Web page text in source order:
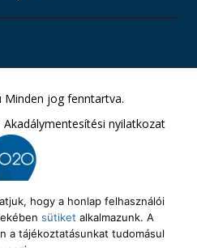
jog fenntartva.
Akadálymentesítési nyilatkozat
hogy a honlap felhasználói
sütiket alkalmazunk. A
a tájékoztatásunkat tudomásul